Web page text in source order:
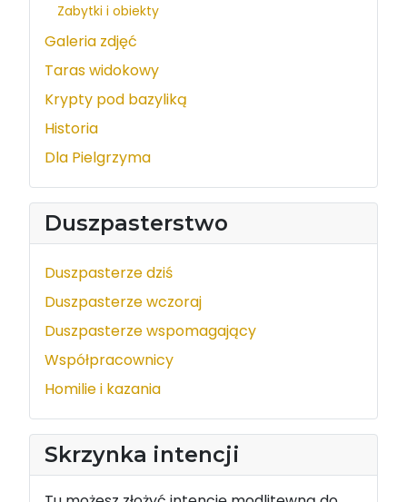
Zabytki i obiekty
Galeria zdjęć
Taras widokowy
Krypty pod bazyliką
Historia
Dla Pielgrzyma
Duszpasterstwo
Duszpasterze dziś
Duszpasterze wczoraj
Duszpasterze wspomagający
Współpracownicy
Homilie i kazania
Skrzynka intencji